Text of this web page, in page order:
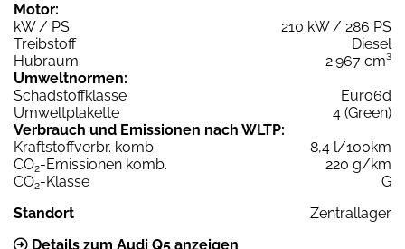
Motor:
kW / PS
210 kW / 286 PS
Treibstoff
Diesel
Hubraum
2.967 cm³
Umweltnormen:
Schadstoffklasse
Euro6d
Umweltplakette
4 (Green)
Verbrauch und Emissionen nach WLTP:
Kraftstoffverbr. komb.
8,4 l/100km
CO2-Emissionen komb.
220 g/km
CO2-Klasse
G
Standort
Zentrallager
Details zum Audi Q5 anzeigen